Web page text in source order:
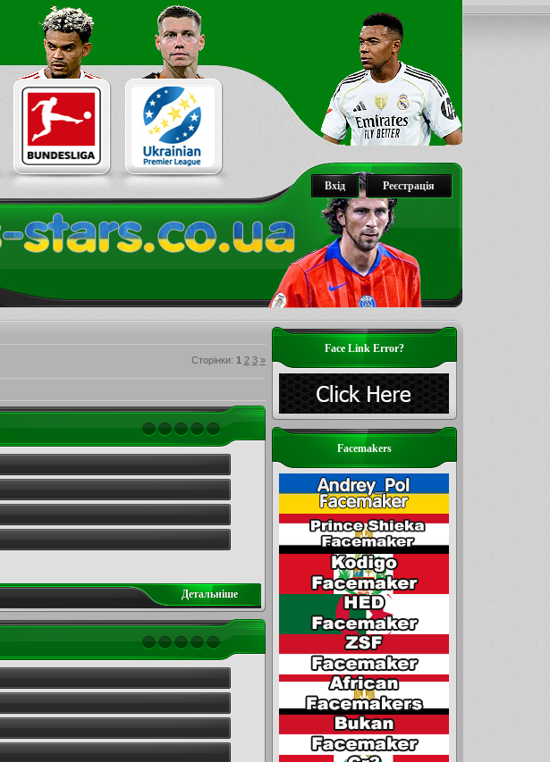
Реєстрація
Вхід
Сторінки: 1 2 3 »
Детальнiше
Face Link Error?
Facemakers